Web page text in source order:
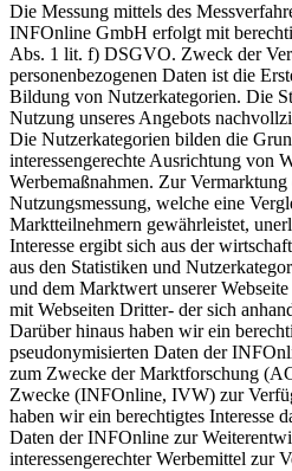
Die Messung mittels des
INFOnline GmbH erfolgt mit
Abs. 1 lit. f) DSGVO. Zweck der
personenbezogenen Daten ist die
Bildung von Nutzerkategorien. Die
Nutzung unseres Angebots
Die Nutzerkategorien bilden die
interessengerechte Ausrichtung von
Werbemaßnahmen. Zur Vermarktung
Nutzungsmessung, welche eine
Marktteilnehmern gewährleistet,
Interesse ergibt sich aus der
aus den Statistiken und
und dem Marktwert unserer
mit Webseiten Dritter- der sich
Darüber hinaus haben wir ein
pseudonymisierten Daten der
zum Zwecke der Marktforschung
Zwecke (INFOnline, IVW) zur
haben wir ein berechtigtes Interesse
Daten der INFOnline zur
interessengerechter Werbemittel zur